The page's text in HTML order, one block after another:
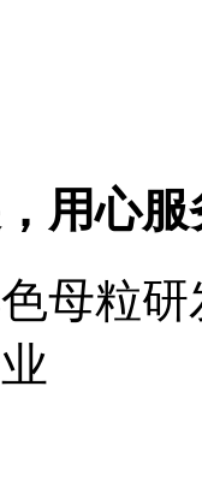
用心
母粒